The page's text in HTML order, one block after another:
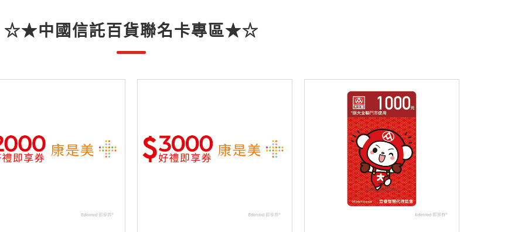
☆★中國信託百貨聯名卡專區★☆